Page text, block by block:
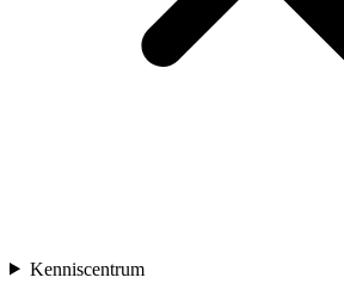
Kenniscentrum